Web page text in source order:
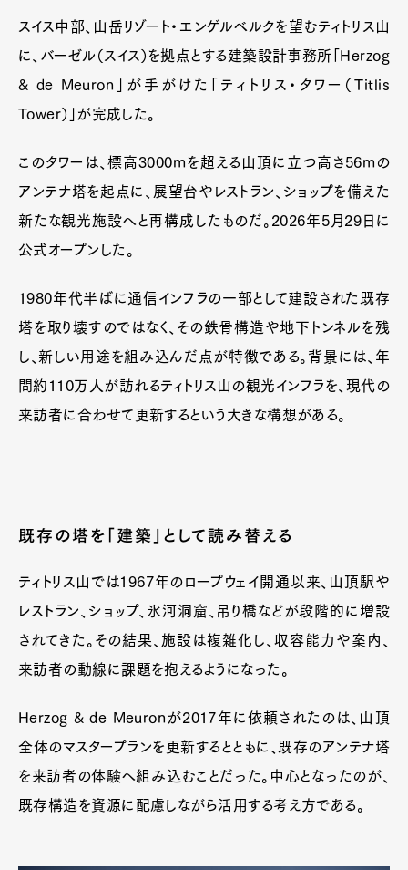
スイス中部、山岳リゾート・エンゲルベルクを望むティトリス山
に、バーゼル（スイス）を拠点とする建築設計事務所「Herzog
& de Meuron」が手がけた「ティトリス・タワー（Titlis
Tower）」が完成した。
このタワーは、標高3000mを超える山頂に立つ高さ56mの
アンテナ塔を起点に、展望台やレストラン、ショップを備えた
新たな観光施設へと再構成したものだ。2026年5月29日に
公式オープンした。
1980年代半ばに通信インフラの一部として建設された既存
塔を取り壊すのではなく、その鉄骨構造や地下トンネルを残
し、新しい用途を組み込んだ点が特徴である。背景には、年
間約110万人が訪れるティトリス山の観光インフラを、現代の
来訪者に合わせて更新するという大きな構想がある。
既存の塔を「建築」として読み替える
ティトリス山では1967年のロープウェイ開通以来、山頂駅や
レストラン、ショップ、氷河洞窟、吊り橋などが段階的に増設
されてきた。その結果、施設は複雑化し、収容能力や案内、
来訪者の動線に課題を抱えるようになった。
Herzog & de Meuronが2017年に依頼されたのは、山頂
全体のマスタープランを更新するとともに、既存のアンテナ塔
を来訪者の体験へ組み込むことだった。中心となったのが、
既存構造を資源に配慮しながら活用する考え方である。